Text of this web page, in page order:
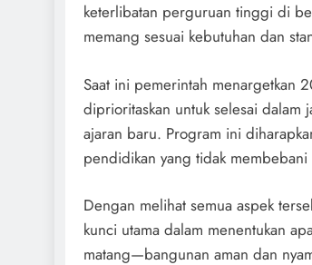
keterlibatan perguruan tinggi di
memang sesuai kebutuhan dan
Saat ini pemerintah menargetkan
diprioritaskan untuk selesai dalam
ajaran baru. Program ini
pendidikan yang tidak
Dengan melihat semua aspek
kunci utama dalam menentukan
matang—bangunan aman dan